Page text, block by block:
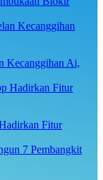
Kecanggihan Ai,
Fitur